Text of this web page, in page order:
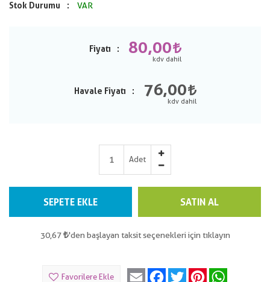
Stok Durumu
VAR
Fiyatı 80,00
Havale Fiyatı 76,00
Adet
SEPETE EKLE SATIN AL
30,67 'den başlayan taksit seçenekleri için tıklayın
Favorilere Ekle Email Facebook
Twitter Pinterest